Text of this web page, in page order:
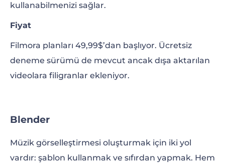
kullanabilmenizi sağlar.
Fiyat
Filmora planları 49,99$’dan başlıyor. Ücretsiz
deneme sürümü de mevcut ancak dışa aktarılan
videolara filigranlar ekleniyor.
Blender
Müzik görselleştirmesi oluşturmak için iki yol
vardır: şablon kullanmak ve sıfırdan yapmak. Hem